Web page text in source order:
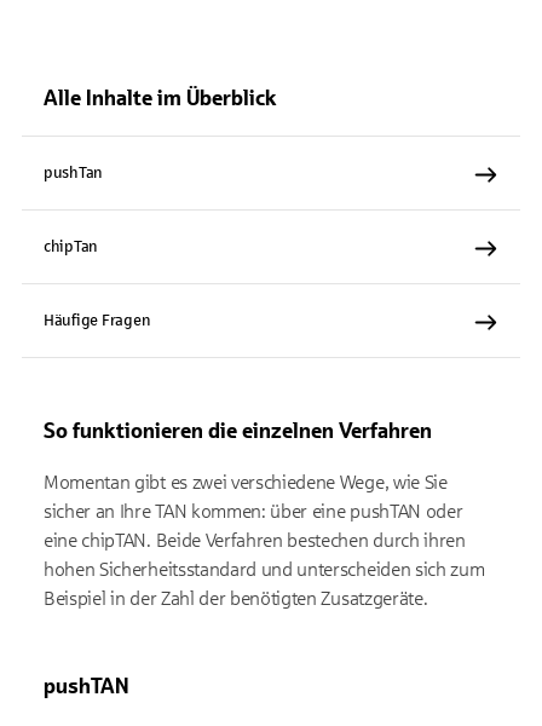
Alle Inhalte im Überblick
pushTan
chipTan
Häufige Fragen
So funktionieren die einzelnen Verfahren
Momentan gibt es zwei verschiedene Wege, wie Sie
sicher an Ihre TAN kommen: über eine pushTAN oder
eine chipTAN. Beide Verfahren bestechen durch ihren
hohen Sicherheitsstandard und unterscheiden sich zum
Beispiel in der Zahl der benötigten Zusatzgeräte.
pushTAN